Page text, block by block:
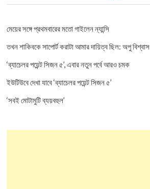
মেয়ের সঙ্গে প্রথমবারের মতো গাইলেন ন্যান্সি
তখন শাকিবকে সাপোর্ট করাটা আমার দায়িত্ব ছিল: অপু বিশ্বাস
‘ব্যাচেলর পয়েন্ট সিজন ৫’, এবার নতুন পর্বে আরও চমক
ইউটিউবে দেখা যাবে ‘ব্যাচেলর পয়েন্ট সিজন ৫’
‘সবই মোটামুটি ব্যয়বহুল’